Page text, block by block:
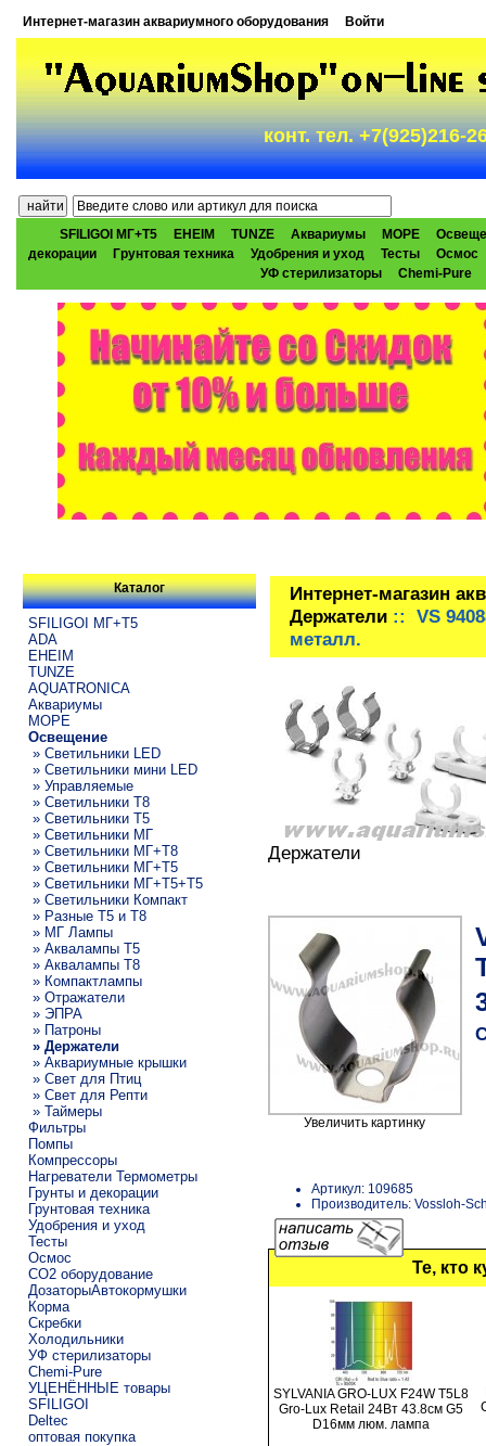
Интернет-магазин аквариумного оборудования Войти
конт. тел. +7(925)216-
SFILIGOI МГ+Т5 EHEIM TUNZE Аквариумы МОРЕ
декорации
Грунтовая техника Удобрения и уход Тесты
Осмос
УФ стерилизаторы
Chemi-Pure
Каталог
SFILIGOI МГ+Т5
ADA
EHEIM
TUNZE
AQUATRONICA
Аквариумы
МОРЕ
Освещение
» Светильники LED
» Светильники мини LED
» Управляемые
» Светильники T8
» Светильники T5
» Светильники МГ
» Светильники МГ+T8
» Светильники МГ+T5
» Светильники МГ+T5+T5
» Светильники Компакт
» Разные T5 и T8
» МГ Лампы
» Аквалампы T5
» Аквалампы T8
» Компактлампы
» Отражатели
» ЭПРА
» Патроны
» Держатели
» Аквариумные крышки
» Свет для Птиц
» Свет для Репти
» Таймеры
Фильтры
Помпы
Компрессоры
Нагреватели Термометры
Грунты и декорации
Грунтовая техника
Удобрения и уход
Тесты
Осмос
CO2 оборудование
ДозаторыАвтокормушки
Корма
Скребки
Холодильники
УФ стерилизаторы
Chemi-Pure
УЦЕНЁННЫЕ товары
SFILIGOI
Deltec
оптовая покупка
Интернет-магазин
Держатели:: VS
металл.
Держатели
Увеличить картинку
Артикул: 109685
Производитель: Vossloh-
Те, кто
SYLVANIA GRO-LUX F24W T5L8
Gro-Lux Retail 24Вт 43.8см G5
D16мм люм. лампа